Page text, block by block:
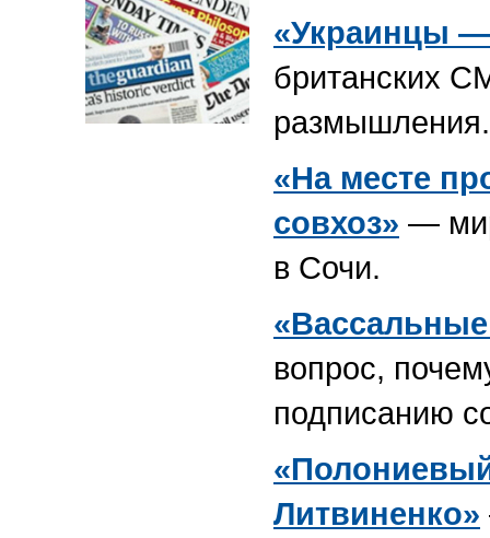
«Украинцы
британских
размышления.
«На месте
совхоз» —
в Сочи.
вопрос,
подписанию
Литвиненко»